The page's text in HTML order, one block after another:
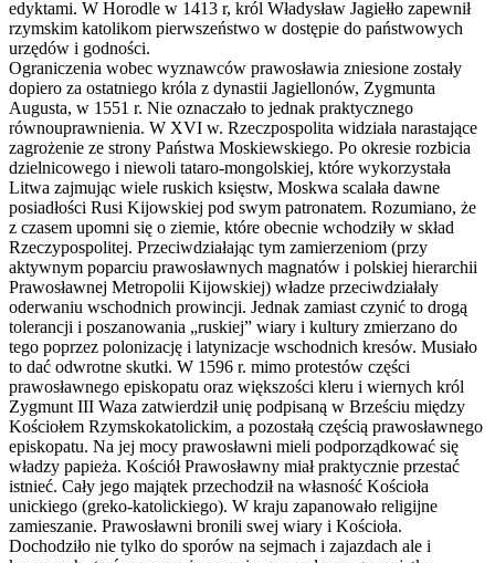
edyktami. W Horodle w 1413 r, król Władysław Jagiełło zapewnił
rzymskim katolikom pierwszeństwo w dostępie do państwowych
urzędów i godności.
Ograniczenia wobec wyznawców prawosławia zniesione zostały
dopiero za ostatniego króla z dynastii Jagiellonów, Zygmunta
Augusta, w 1551 r. Nie oznaczało to jednak praktycznego
równouprawnienia. W XVI w. Rzeczpospolita widziała narastające
zagrożenie ze strony Państwa Moskiewskiego. Po okresie rozbicia
dzielnicowego i niewoli tataro-mongolskiej, które wykorzystała
Litwa zajmując wiele ruskich księstw, Moskwa scalała dawne
posiadłości Rusi Kijowskiej pod swym patronatem. Rozumiano, że
z czasem upomni się o ziemie, które obecnie wchodziły w skład
Rzeczypospolitej. Przeciwdziałając tym zamierzeniom (przy
aktywnym poparciu prawosławnych magnatów i polskiej hierarchii
Prawosławnej Metropolii Kijowskiej) władze przeciwdziałały
oderwaniu wschodnich prowincji. Jednak zamiast czynić to drogą
tolerancji i poszanowania „ruskiej” wiary i kultury zmierzano do
tego poprzez polonizację i latynizacje wschodnich kresów. Musiało
to dać odwrotne skutki. W 1596 r. mimo protestów części
prawosławnego episkopatu oraz większości kleru i wiernych król
Zygmunt III Waza zatwierdził unię podpisaną w Brześciu między
Kościołem Rzymskokatolickim, a pozostałą częścią prawosławnego
episkopatu. Na jej mocy prawosławni mieli podporządkować się
władzy papieża. Kościół Prawosławny miał praktycznie przestać
istnieć. Cały jego majątek przechodził na własność Kościoła
unickiego (greko-katolickiego). W kraju zapanowało religijne
zamieszanie. Prawosławni bronili swej wiary i Kościoła.
Dochodziło nie tylko do sporów na sejmach i zajazdach ale i